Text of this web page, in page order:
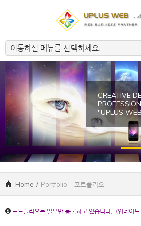
CREATIVE
"UPLUS
Home / Portfolio – 포트폴리오
포트폴리오는 일부만 등록하고 있습니다. (업데이